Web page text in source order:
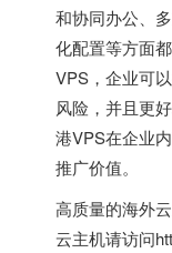
和协同办公、
化配置等方面
VPS，企业可
风险，并且更
港VPS在企业
推广价值。
高质量的海外
云主机请访问